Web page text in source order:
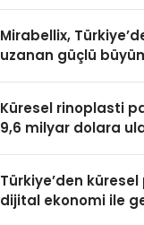
Mirabellix,
uzanan güçlü
Küresel rinoplasti
9,6 milyar dolara
Türkiye’den
dijital ekonomi ile